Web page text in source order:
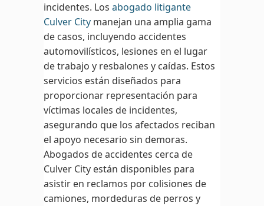
incidentes. Los abogado litigante
Culver City manejan una amplia gama
de casos, incluyendo accidentes
automovilísticos, lesiones en el lugar
de trabajo y resbalones y caídas. Estos
servicios están diseñados para
proporcionar representación para
víctimas locales de incidentes,
asegurando que los afectados reciban
el apoyo necesario sin demoras.
Abogados de accidentes cerca de
Culver City están disponibles para
asistir en reclamos por colisiones de
camiones, mordeduras de perros y